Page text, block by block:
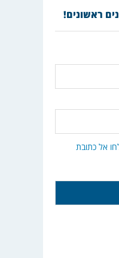
ראשונים!
אל כתובת